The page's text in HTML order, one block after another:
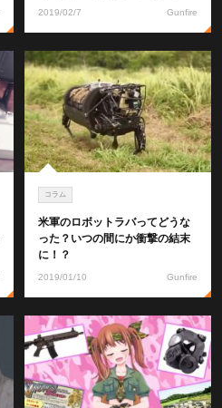
2019/02/7 Gunfire
コラム
米軍のロボットラバってどうな
った？いつの間にか衝撃の結末
に！？
2019/01/10 Gunfire